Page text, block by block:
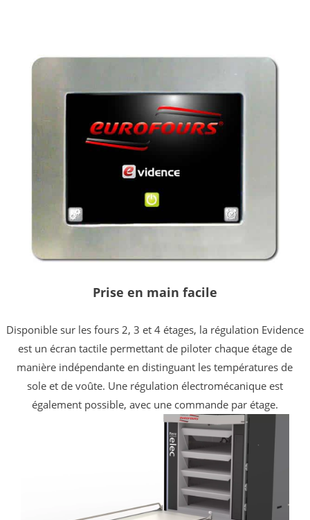
Prise en main facile
Disponible sur les fours 2, 3 et 4 étages, la régulation Evidence
est un écran tactile permettant de piloter chaque étage de
manière indépendante en distinguant les températures de
sole et de voûte. Une régulation électromécanique est
également possible, avec une commande par étage.